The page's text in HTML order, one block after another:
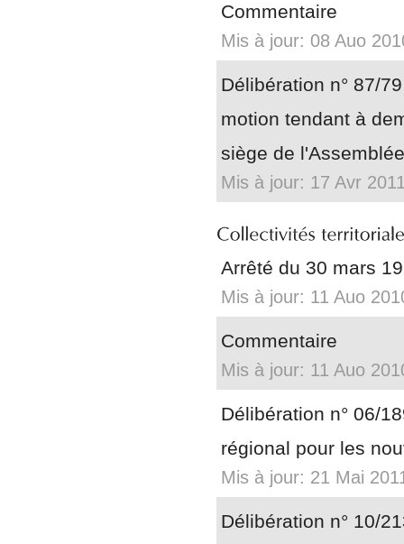
Commentaire
Mis à jour: 08 Auo
Délibération n° 87/
motion tendant à
siège de
Mis à jour: 17 Avr
Arrêté du 30 mars
Mis à jour: 11 Auo
Commentaire
Mis à jour: 11 Auo
Délibération n° 06/
régional pour les
Mis à jour: 21 Mai
Délibération n° 10/